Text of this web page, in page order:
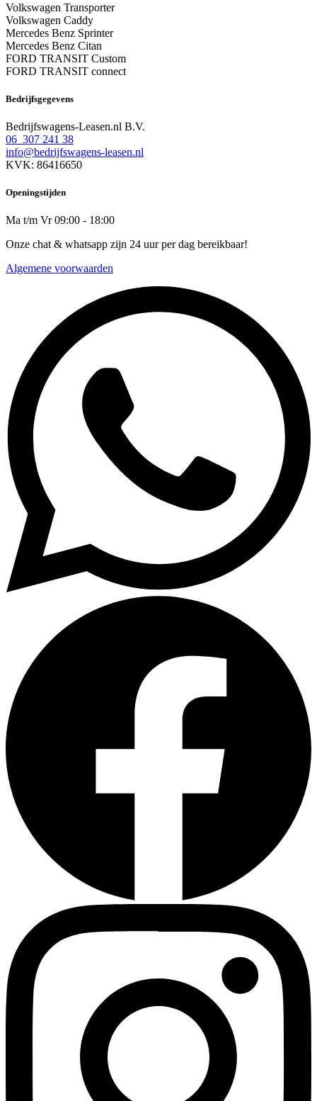
Volkswagen Transporter
Volkswagen Caddy
Mercedes Benz Sprinter
Mercedes Benz Citan
FORD TRANSIT Custom
FORD TRANSIT connect
Bedrijfsgegevens
Bedrijfswagens-Leasen.nl B.V.
06 307 241 38
info@bedrijfswagens-leasen.nl
KVK: 86416650
Openingstijden
Ma t/m Vr 09:00 - 18:00
Onze chat & whatsapp zijn 24 uur per dag bereikbaar!
Algemene voorwaarden